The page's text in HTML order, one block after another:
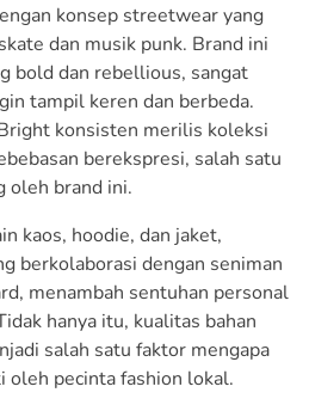
konsep streetwear yang
dan musik punk. Brand ini
bold dan rebellious, sangat
tampil keren dan berbeda.
konsisten merilis koleksi
berekspresi, salah satu
oleh brand ini.
kaos, hoodie, dan jaket,
berkolaborasi dengan seniman
menambah sentuhan personal
hanya itu, kualitas bahan
salah satu faktor mengapa
oleh pecinta fashion lokal.